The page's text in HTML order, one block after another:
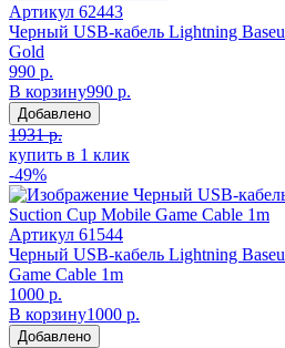
Артикул 62443
Черный USB-кабель Lightning
Gold
990 р.
В корзину990 р.
Добавлено
1931 р.
купить в 1 клик
-49%
Артикул 61544
Черный USB-кабель Lightning
Game Cable 1m
1000 р.
В корзину1000 р.
Добавлено